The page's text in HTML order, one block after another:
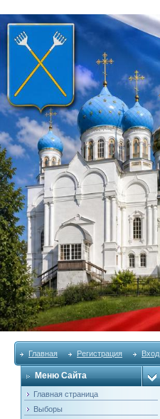
Главная Регистрация Вход
Меню Сайта
Главная страница
Выборы